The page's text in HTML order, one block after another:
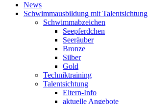
News
Schwimmausbildung mit Talentsichtung
Schwimmabzeichen
Seepferdchen
Seeräuber
Bronze
Silber
Gold
Techniktraining
Talentsichtung
Eltern-Info
aktuelle Angebote